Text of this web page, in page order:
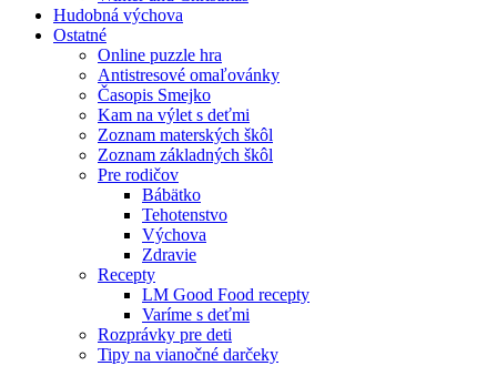
Hudobná výchova
Ostatné
Online puzzle hra
Antistresové omaľovánky
Časopis Smejko
Kam na výlet s deťmi
Zoznam materských škôl
Zoznam základných škôl
Pre rodičov
Bábätko
Tehotenstvo
Výchova
Zdravie
Recepty
LM Good Food recepty
Varíme s deťmi
Rozprávky pre deti
Tipy na vianočné darčeky